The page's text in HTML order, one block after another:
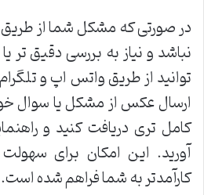
در صورتی که مشکل شما از
نباشد و نیاز به بررسی دقیق تر
توانید از طریق واتس اپ و تلگرام
ارسال عکس از مشکل یا سوال
کامل تری دریافت کنید و
آورید. این امکان برای
کارآمدتر به شما فراهم شده است.